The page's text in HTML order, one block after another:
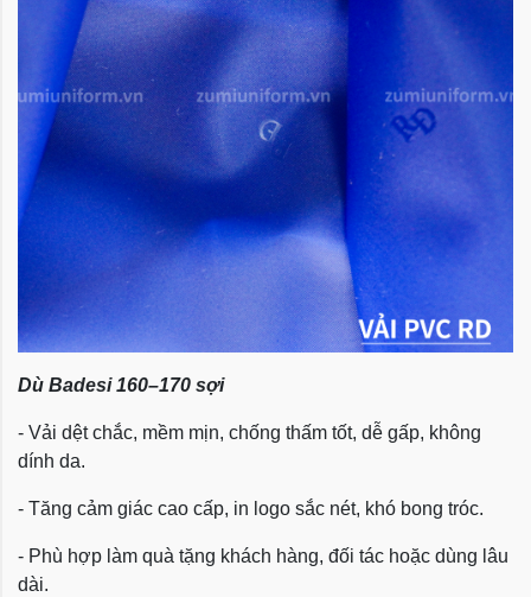
Dù Badesi 160–170 sợi
- Vải dệt chắc, mềm mịn, chống thấm tốt, dễ gấp, không
dính da.
- Tăng cảm giác cao cấp, in logo sắc nét, khó bong tróc.
- Phù hợp làm quà tặng khách hàng, đối tác hoặc dùng lâu
dài.